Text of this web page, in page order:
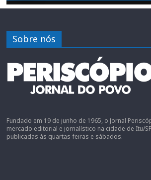
Sobre nós
Fundado em 19 de junho de 1965, o Jornal
mercado editorial e jornalístico na cidade de Itu/
publicadas às quartas-feiras e sábados.